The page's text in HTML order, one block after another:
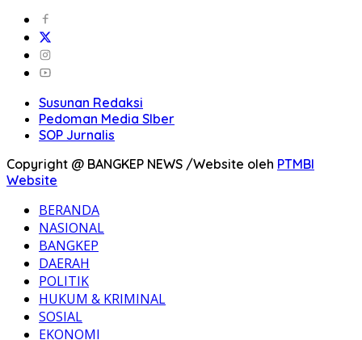
Susunan Redaksi
Pedoman Media SIber
SOP Jurnalis
Copyright @ BANGKEP NEWS /Website oleh PTMBI
Website
BERANDA
NASIONAL
BANGKEP
DAERAH
POLITIK
HUKUM & KRIMINAL
SOSIAL
EKONOMI